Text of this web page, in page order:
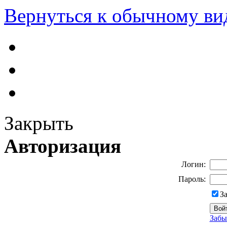
Вернуться к обычному
Закрыть
Авторизация
Логин:
Пароль: